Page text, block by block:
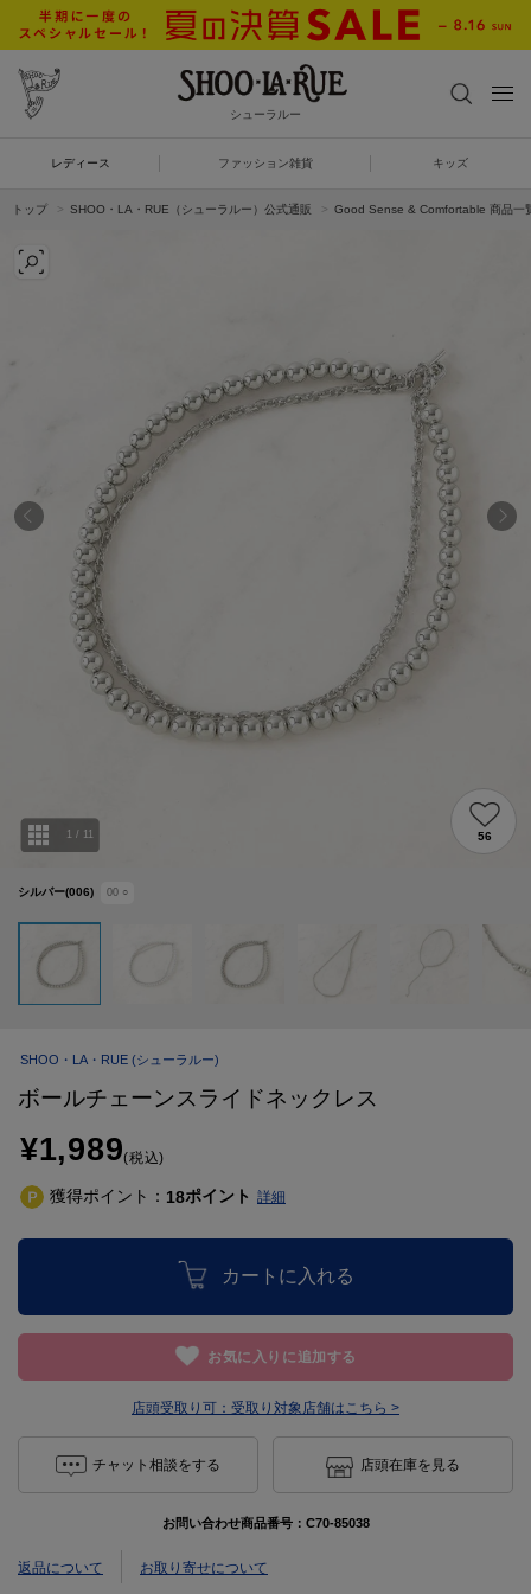
シューラルー
レディース ファッション雑貨 キッズ
トップ SHOO・LA・RUE（シューラルー）公式通販 Good Sense & Comfortable 商品一
シルバー(006) 00 ○
1 / 11 56
SHOO・LA・RUE (シューラルー)
ボールチェーンスライドネックレス
¥1,989(税込)
獲得ポイント： 18ポイント 詳細
カートに入れる
お気に入りに追加する
店頭受取り可： 受取り対象店舗はこちら >
チャット相談をする 店頭在庫を見る
お問い合わせ商品番号： C70-85038
返品について お取り寄せについて